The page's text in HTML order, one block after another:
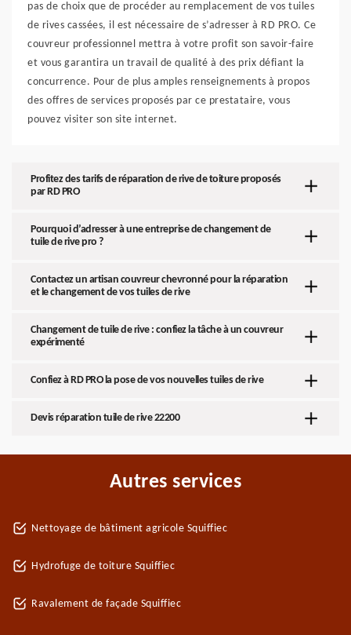
pas de choix que de procéder au remplacement de vos tuiles
de rives cassées, il est nécessaire de s’adresser à RD PRO. Ce
couvreur professionnel mettra à votre profit son savoir-faire
et vous garantira un travail de qualité à des prix défiant la
concurrence. Pour de plus amples renseignements à propos
des offres de services proposés par ce prestataire, vous
pouvez visiter son site internet.
Profitez des tarifs de réparation de rive de toiture proposés
par RD PRO
Pourquoi d’adresser à une entreprise de changement de
tuile de rive pro ?
Contactez un artisan couvreur chevronné pour la réparation
et le changement de vos tuiles de rive
Changement de tuile de rive : confiez la tâche à un couvreur
expérimenté
Confiez à RD PRO la pose de vos nouvelles tuiles de rive
Devis réparation tuile de rive 22200
Autres services
Nettoyage de bâtiment agricole Squiffiec
Hydrofuge de toiture Squiffiec
Ravalement de façade Squiffiec